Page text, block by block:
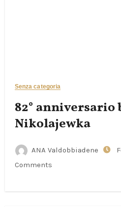
Senza categoria
82°
Nikolajewka
ANA Valdobbiadene
Comments